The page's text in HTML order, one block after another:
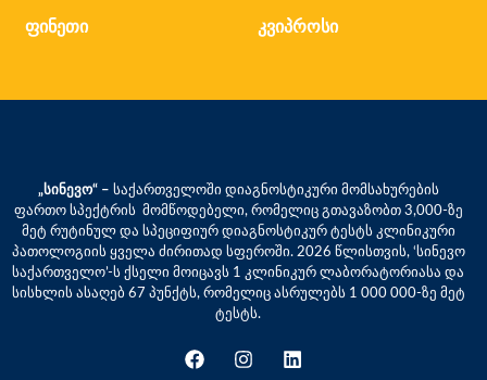
ფინეთი კვიპროსი
„სინევო“ – საქართველოში დიაგნოსტიკური მომსახურების
ფართო სპექტრის მომწოდებელი, რომელიც გთავაზობთ 3,000-ზე
მეტ რუტინულ და სპეციფიურ დიაგნოსტიკურ ტესტს კლინიკური
პათოლოგიის ყველა ძირითად სფეროში. 2026 წლისთვის, ‘სინევო
საქართველო’-ს ქსელი მოიცავს 1 კლინიკურ ლაბორატორიასა და
სისხლის ასაღებ 67 პუნქტს, რომელიც ასრულებს 1 000 000-ზე მეტ
ტესტს.